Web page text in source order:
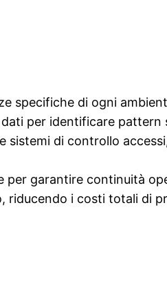
specifiche di ogni
per identificare pattern
sistemi di controllo
per garantire continuità
riducendo i costi totali di